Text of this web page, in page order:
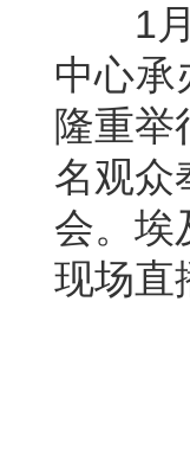
1月
中心承
隆重举
名观众
会。埃
现场直